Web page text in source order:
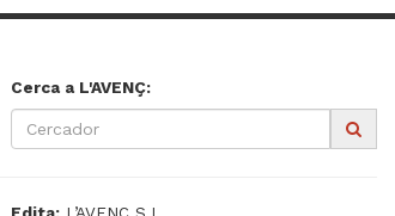
Cerca a L'AVENÇ:
Edita: L’AVENÇ S.L.